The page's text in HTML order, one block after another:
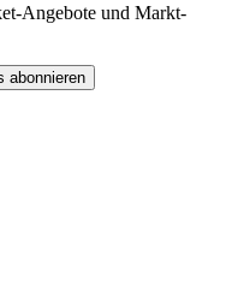
Angebote und Markt-
abonnieren